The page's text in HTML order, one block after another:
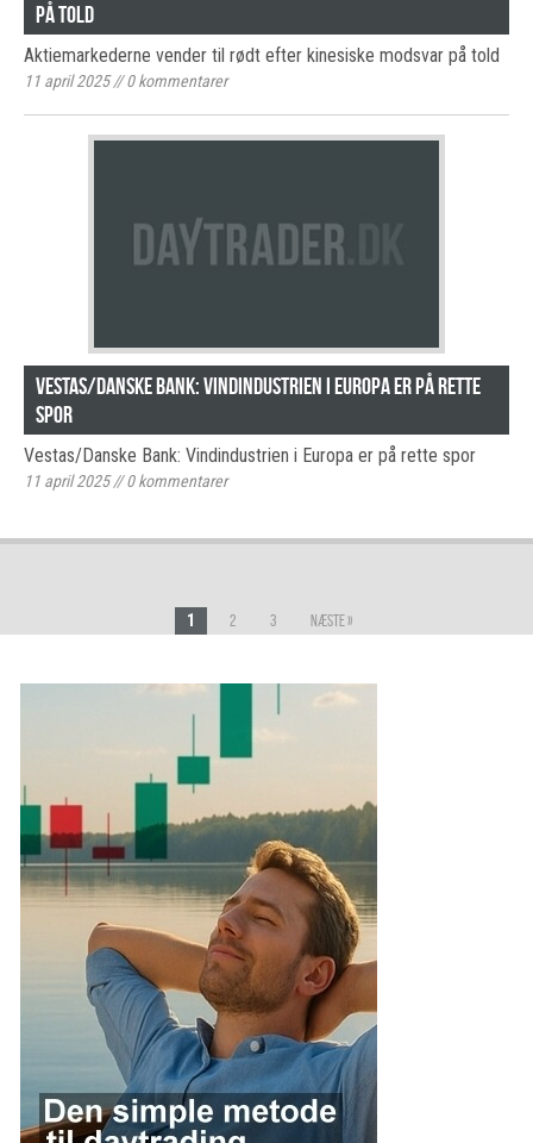
på told
Aktiemarkederne vender til rødt efter kinesiske modsvar på told
11 april 2025//0kommentarer
Vestas/Danske Bank: Vindindustrien i Europa er på rette
spor
Vestas/Danske Bank: Vindindustrien i Europa er på rette spor
11 april 2025//0kommentarer
1 2 3 Næste »